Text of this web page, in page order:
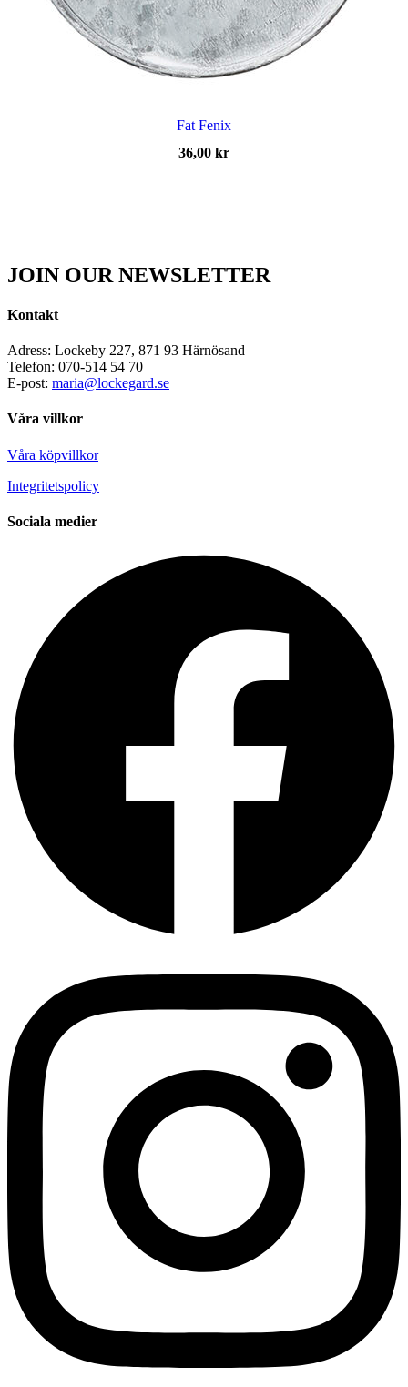
Fat Fenix
36,00 kr
JOIN OUR NEWSLETTER
Kontakt
Adress: Lockeby 227, 871 93 Härnösand
Telefon: 070-514 54 70
E-post: maria@lockegard.se
Våra villkor
Våra köpvillkor
Integritetspolicy
Sociala medier